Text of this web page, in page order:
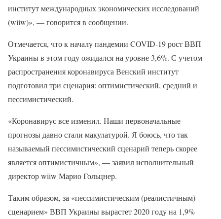
институт международных экономических исследований
(wiiw)», — говорится в сообщении.
Отмечается, что к началу пандемии COVID-19 рост ВВП
Украины в этом году ожидался на уровне 3,6%. С учетом
распространения коронавируса Венский институт
подготовил три сценария: оптимистический, средний и
пессимистический.
«Коронавирус все изменил. Наши первоначальные
прогнозы давно стали макулатурой. Я боюсь, что так
называемый пессимистический сценарий теперь скорее
является оптимистичным», — заявил исполнительный
директор wiiw Марио Гольцнер.
Таким образом, за «пессимистическим (реалистичным)
сценарием» ВВП Украины вырастет 2020 году на 1,9%